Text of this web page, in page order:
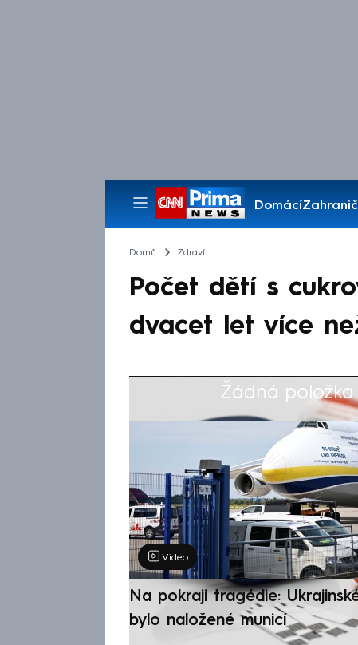
Domácí
Pořady
Domů Zdraví
Počet dětí s
dvacet let více
Žádná
Výběr redakce
Video
Na pokraji tragédie:
bylo naložené municí